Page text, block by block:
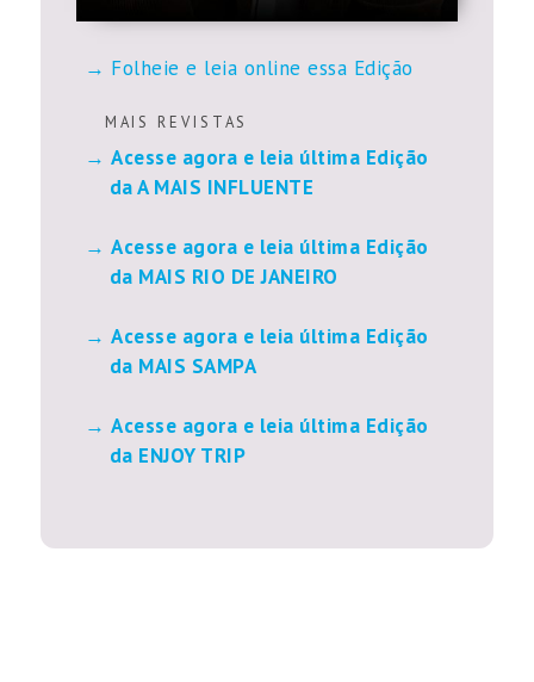
Folheie e leia online essa Edição
M A I S R E V I S T A S
Acesse agora e leia última Edição
da A MAIS INFLUENTE
Acesse agora e leia última Edição
da MAIS RIO DE JANEIRO
Acesse agora e leia última Edição
da MAIS SAMPA
Acesse agora e leia última Edição
da ENJOY TRIP